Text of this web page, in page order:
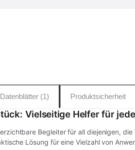
Datenblätter (1) Produktsicherheit
Vielseitige Helfer für
Begleiter für all diejenigen,
Lösung für eine Vielzahl von